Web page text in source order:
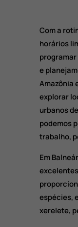
Com a
horários
e
Amazônia
explorar
urbanos
podemos
trabalho,
Em
espécies,
xerelete,